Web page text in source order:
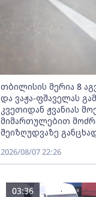
თბილისის მერია 8
და ვაჟა-ფშაველას
კვეთიდან ჟვანიას
მიმართულებით
შეიზღუდვაზე
2026/08/07 22:26
03:36